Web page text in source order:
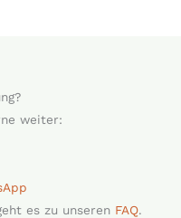
weiter:
es zu unseren FAQ.